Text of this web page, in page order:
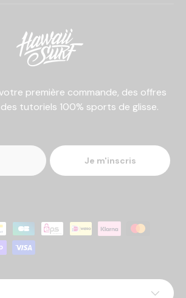
première commande, des offres
tutoriels 100% sports de glisse.
Je m'inscris
acceptés